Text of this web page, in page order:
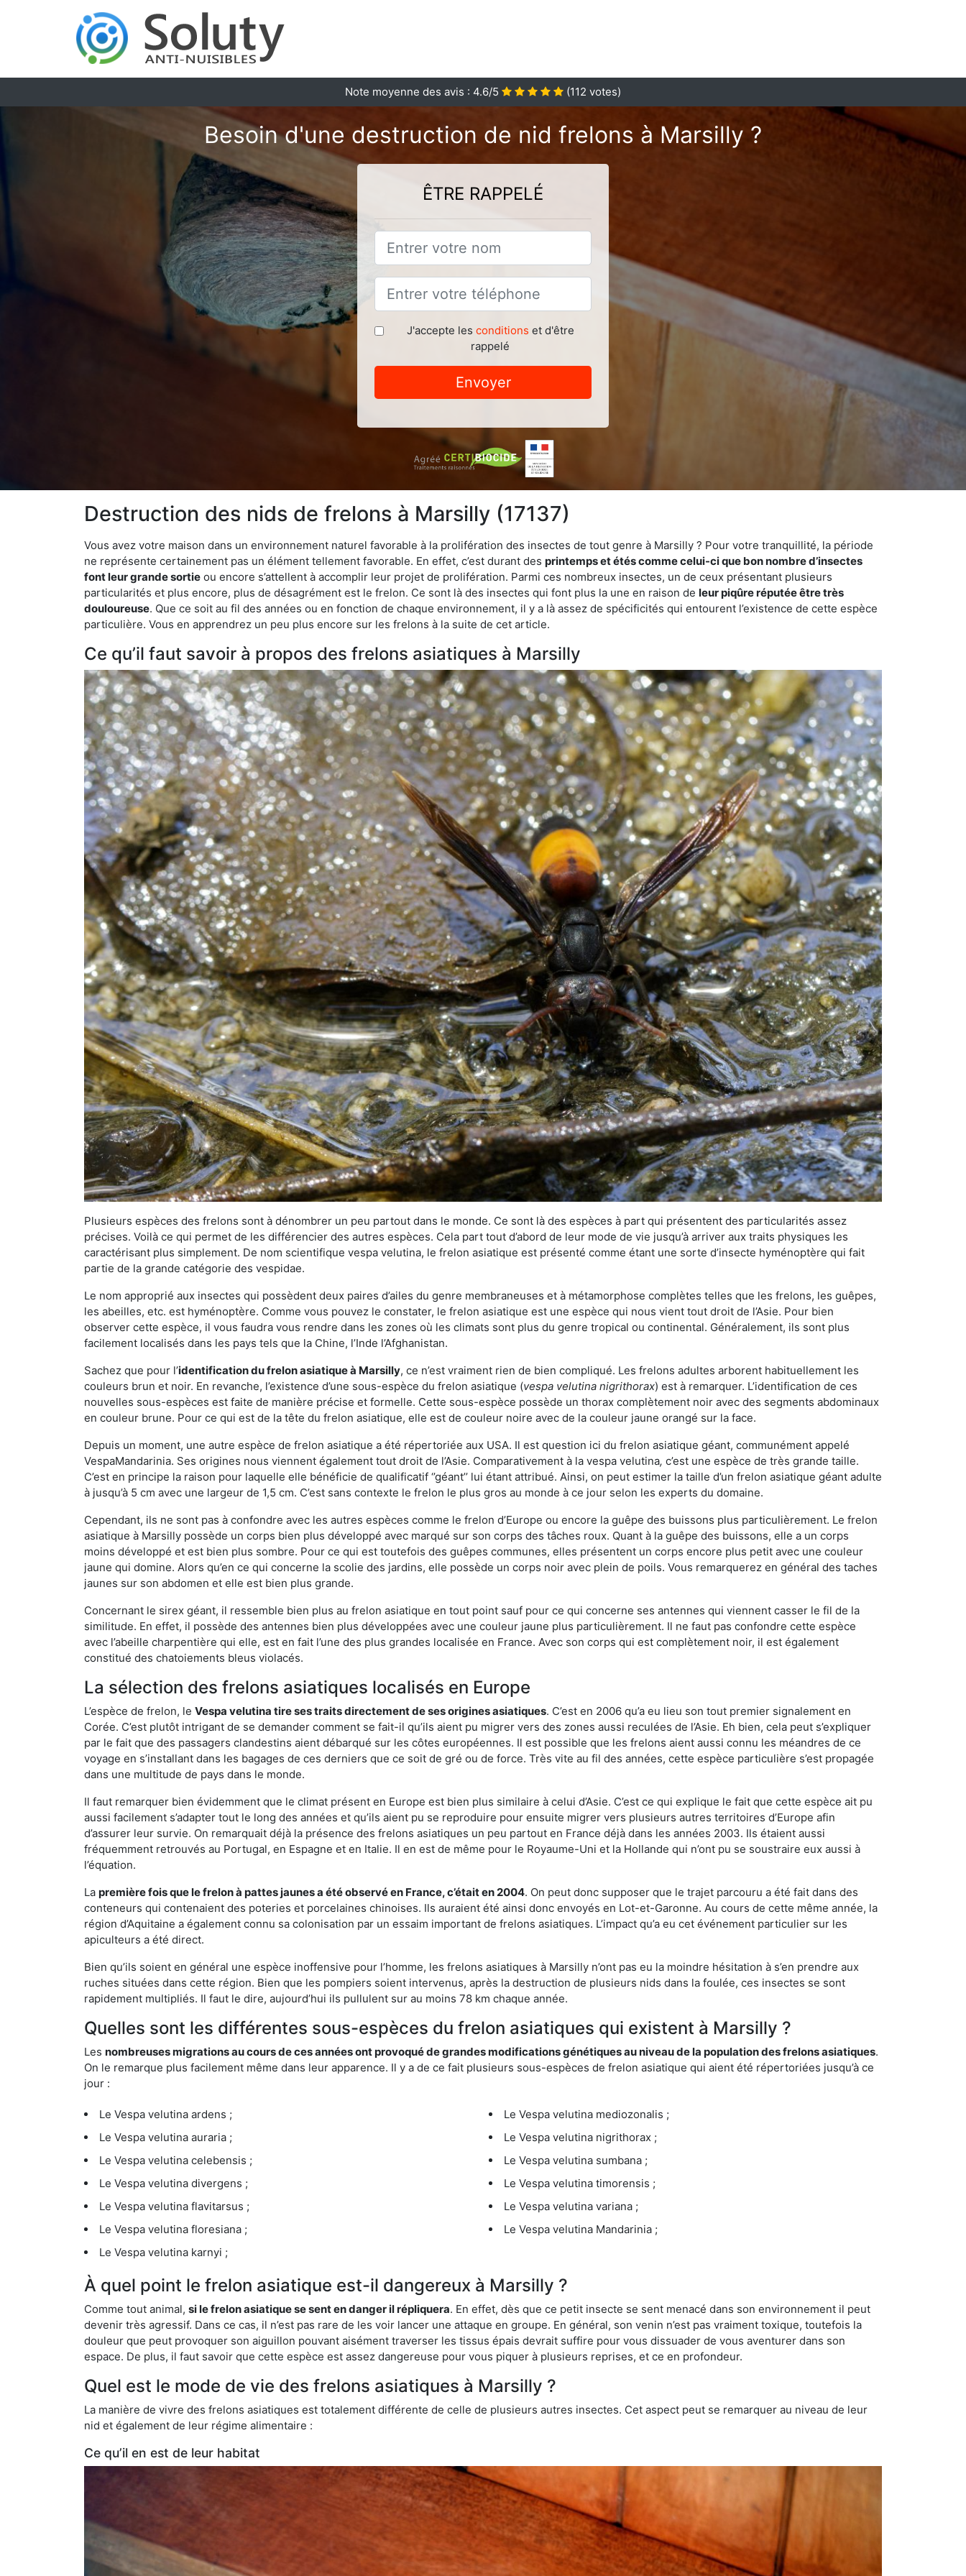
Note moyenne des avis : 4.6/5 (112 votes)
Besoin d'une destruction de nid frelons à Marsilly ?
ÊTRE RAPPELÉ
J'accepte les conditions et d'être
rappelé
Envoyer
Destruction des nids de frelons à Marsilly (17137)
Vous avez votre maison dans un environnement naturel favorable à la prolifération des insectes de tout genre à Marsilly ? Pour votre tranquillité, la période
ne représente certainement pas un élément tellement favorable. En effet, c’est durant des printemps et étés comme celui-ci que bon nombre d’insectes
font leur grande sortie ou encore s’attellent à accomplir leur projet de prolifération. Parmi ces nombreux insectes, un de ceux présentant plusieurs
particularités et plus encore, plus de désagrément est le frelon. Ce sont là des insectes qui font plus la une en raison de leur piqûre réputée être très
douloureuse. Que ce soit au fil des années ou en fonction de chaque environnement, il y a là assez de spécificités qui entourent l’existence de cette espèce
particulière. Vous en apprendrez un peu plus encore sur les frelons à la suite de cet article.
Ce qu’il faut savoir à propos des frelons asiatiques à Marsilly
Plusieurs espèces des frelons sont à dénombrer un peu partout dans le monde. Ce sont là des espèces à part qui présentent des particularités assez
précises. Voilà ce qui permet de les différencier des autres espèces. Cela part tout d’abord de leur mode de vie jusqu’à arriver aux traits physiques les
caractérisant plus simplement. De nom scientifique vespa velutina, le frelon asiatique est présenté comme étant une sorte d’insecte hyménoptère qui fait
partie de la grande catégorie des vespidae.
Le nom approprié aux insectes qui possèdent deux paires d’ailes du genre membraneuses et à métamorphose complètes telles que les frelons, les guêpes,
les abeilles, etc. est hyménoptère. Comme vous pouvez le constater, le frelon asiatique est une espèce qui nous vient tout droit de l’Asie. Pour bien
observer cette espèce, il vous faudra vous rendre dans les zones où les climats sont plus du genre tropical ou continental. Généralement, ils sont plus
facilement localisés dans les pays tels que la Chine, l’Inde l’Afghanistan.
Sachez que pour l’identification du frelon asiatiqueà Marsilly, ce n’est vraiment rien de bien compliqué. Les frelons adultes arborent habituellement les
couleurs brun et noir. En revanche, l’existence d’une sous-espèce du frelon asiatique (vespa velutina nigrithorax) est à remarquer. L’identification de ces
nouvelles sous-espèces est faite de manière précise et formelle. Cette sous-espèce possède un thorax complètement noir avec des segments abdominaux
en couleur brune. Pour ce qui est de la tête du frelon asiatique, elle est de couleur noire avec de la couleur jaune orangé sur la face.
Depuis un moment, une autre espèce de frelon asiatique a été répertoriée aux USA. Il est question ici du frelon asiatique géant, communément appelé
VespaMandarinia. Ses origines nous viennent également tout droit de l’Asie. Comparativement à la vespa velutina, c’est une espèce de très grande taille.
C’est en principe la raison pour laquelle elle bénéficie de qualificatif ‘’géant’’ lui étant attribué. Ainsi, on peut estimer la taille d’un frelon asiatique géant adulte
à jusqu’à 5 cm avec une largeur de 1,5 cm. C’est sans contexte le frelon le plus gros au monde à ce jour selon les experts du domaine.
Cependant, ils ne sont pas à confondre avec les autres espèces comme le frelon d’Europe ou encore la guêpe des buissons plus particulièrement. Le frelon
asiatique à Marsilly possède un corps bien plus développé avec marqué sur son corps des tâches roux. Quant à la guêpe des buissons, elle a un corps
moins développé et est bien plus sombre. Pour ce qui est toutefois des guêpes communes, elles présentent un corps encore plus petit avec une couleur
jaune qui domine. Alors qu’en ce qui concerne la scolie des jardins, elle possède un corps noir avec plein de poils. Vous remarquerez en général des taches
jaunes sur son abdomen et elle est bien plus grande.
Concernant le sirex géant, il ressemble bien plus au frelon asiatique en tout point sauf pour ce qui concerne ses antennes qui viennent casser le fil de la
similitude. En effet, il possède des antennes bien plus développées avec une couleur jaune plus particulièrement. Il ne faut pas confondre cette espèce
avec l’abeille charpentière qui elle, est en fait l’une des plus grandes localisée en France. Avec son corps qui est complètement noir, il est également
constitué des chatoiements bleus violacés.
La sélection des frelons asiatiques localisés en Europe
L’espèce de frelon, le Vespa velutina tire ses traits directement de ses origines asiatiques. C’est en 2006 qu’a eu lieu son tout premier signalement en
Corée. C’est plutôt intrigant de se demander comment se fait-il qu’ils aient pu migrer vers des zones aussi reculées de l’Asie. Eh bien, cela peut s’expliquer
par le fait que des passagers clandestins aient débarqué sur les côtes européennes. Il est possible que les frelons aient aussi connu les méandres de ce
voyage en s’installant dans les bagages de ces derniers que ce soit de gré ou de force. Très vite au fil des années, cette espèce particulière s’est propagée
dans une multitude de pays dans le monde.
Il faut remarquer bien évidemment que le climat présent en Europe est bien plus similaire à celui d’Asie. C’est ce qui explique le fait que cette espèce ait pu
aussi facilement s’adapter tout le long des années et qu’ils aient pu se reproduire pour ensuite migrer vers plusieurs autres territoires d’Europe afin
d’assurer leur survie. On remarquait déjà la présence des frelons asiatiques un peu partout en France déjà dans les années 2003. Ils étaient aussi
fréquemment retrouvés au Portugal, en Espagne et en Italie. Il en est de même pour le Royaume-Uni et la Hollande qui n’ont pu se soustraire eux aussi à
l’équation.
La première fois que le frelon à pattes jaunes a été observé en France, c’était en 2004. On peut donc supposer que le trajet parcouru a été fait dans des
conteneurs qui contenaient des poteries et porcelaines chinoises. Ils auraient été ainsi donc envoyés en Lot-et-Garonne. Au cours de cette même année, la
région d’Aquitaine a également connu sa colonisation par un essaim important de frelons asiatiques. L’impact qu’a eu cet événement particulier sur les
apiculteurs a été direct.
Bien qu’ils soient en général une espèce inoffensive pour l’homme, les frelons asiatiques à Marsilly n’ont pas eu la moindre hésitation à s’en prendre aux
ruches situées dans cette région. Bien que les pompiers soient intervenus, après la destruction de plusieurs nids dans la foulée, ces insectes se sont
rapidement multipliés. Il faut le dire, aujourd’hui ils pullulent sur au moins 78 km chaque année.
Quelles sont les différentes sous-espèces du frelon asiatiques qui existent à Marsilly ?
Les nombreuses migrations au cours de ces années ont provoqué de grandes modifications génétiques au niveau de la population des frelons asiatiques.
On le remarque plus facilement même dans leur apparence. Il y a de ce fait plusieurs sous-espèces de frelon asiatique qui aient été répertoriées jusqu’à ce
jour :
Le Vespa velutina ardens ;
Le Vespa velutina auraria ;
Le Vespa velutina celebensis ;
Le Vespa velutina divergens ;
Le Vespa velutina flavitarsus ;
Le Vespa velutina floresiana ;
Le Vespa velutina karnyi ;
Le Vespa velutina mediozonalis ;
Le Vespa velutina nigrithorax ;
Le Vespa velutina sumbana ;
Le Vespa velutina timorensis ;
Le Vespa velutina variana ;
Le Vespa velutina Mandarinia ;
À quel point le frelon asiatique est-il dangereux à Marsilly ?
Comme tout animal, si le frelon asiatique se sent en danger il répliquera. En effet, dès que ce petit insecte se sent menacé dans son environnement il peut
devenir très agressif. Dans ce cas, il n’est pas rare de les voir lancer une attaque en groupe. En général, son venin n’est pas vraiment toxique, toutefois la
douleur que peut provoquer son aiguillon pouvant aisément traverser les tissus épais devrait suffire pour vous dissuader de vous aventurer dans son
espace. De plus, il faut savoir que cette espèce est assez dangereuse pour vous piquer à plusieurs reprises, et ce en profondeur.
Quel est le mode de vie des frelons asiatiques à Marsilly ?
La manière de vivre des frelons asiatiques est totalement différente de celle de plusieurs autres insectes. Cet aspect peut se remarquer au niveau de leur
nid et également de leur régime alimentaire :
Ce qu’il en est de leur habitat